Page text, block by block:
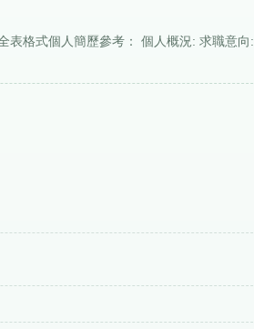
表格式個人簡歷參考： 個人概況: 求職意向: